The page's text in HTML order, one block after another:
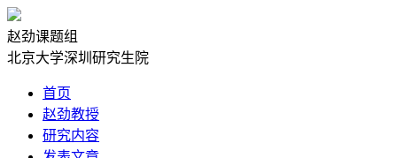
赵劲课题组
北京大学深圳研究生院
首页
赵劲教授
研究内容